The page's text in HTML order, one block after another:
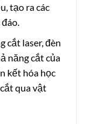
tạo ra các
cắt laser, đèn
năng cắt của
kết hóa học
qua vật